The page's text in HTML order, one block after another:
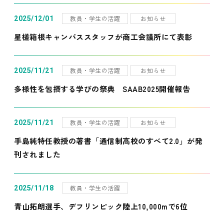
2025/12/01 教員・学生の活躍 お知らせ
星槎箱根キャンパススタッフが商工会議所にて表彰
2025/11/21 教員・学生の活躍 お知らせ
多様性を包摂する学びの祭典 SAAB2025開催報告
2025/11/21 教員・学生の活躍 お知らせ
手島純特任教授の著書「通信制高校のすべて2.0」が発
刊されました
2025/11/18 教員・学生の活躍
青山拓朗選手、デフリンピック陸上10,000mで6位